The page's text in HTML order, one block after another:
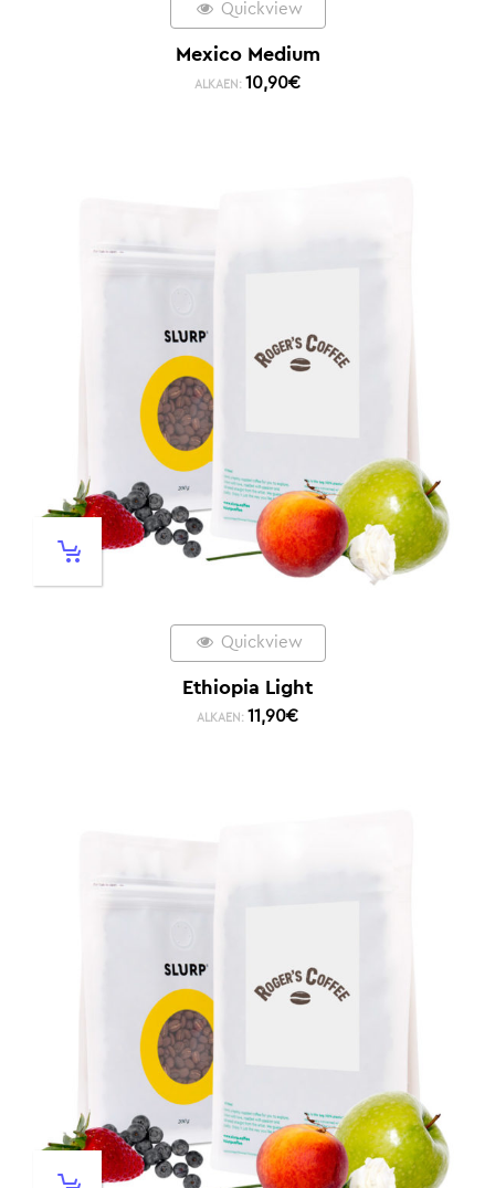
Quickview
Mexico Medium
ALKAEN: 10,90€
Quickview
Ethiopia Light
ALKAEN: 11,90€